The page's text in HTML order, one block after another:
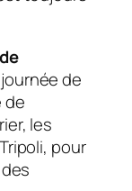
de
de
les
pour